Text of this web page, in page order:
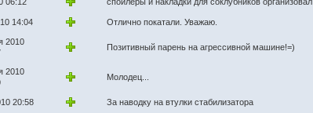
14:04 Отлично покатали. Уважаю.
2010
Позитивный парень на агрессивной машине!=)
2010
Молодец...
20:58 За наводку на втулки стабилизатора